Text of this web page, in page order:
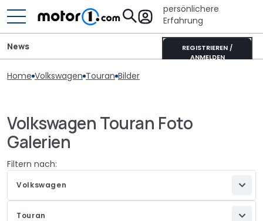
persönlichere
Erfahrung
REGISTRIEREN /
ANMELDEN
News
Home Volkswagen Touran Bilder
Volkswagen Touran Foto
Galerien
Filtern nach:
Volkswagen
Touran